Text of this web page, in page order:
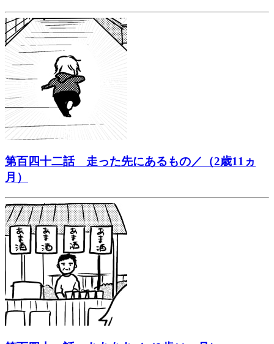
第百四十二話 走った先にあるもの／（2歳11ヵ
月）